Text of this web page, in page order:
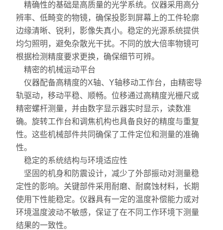
二次元
放大镜
球栅
仪器配件
暖通环保测试仪器
三坐标测量仪系列
金相显微镜
刀具预调系列
白光干涉仪
精确性的基础是高质量的光学系统。仪器采用高分
辨率、低畸变的物镜，确保投影到屏幕上的工件轮廓
边缘清晰、锐利，影像失真小。稳定的光源系统提供
均匀照明，避免杂散光干扰。不同的放大倍率物镜可
根据检测精度要求更换，确保细节可辨。
精密的机械运动平台
仪器配备高精度的X轴、Y轴移动工作台，由精密导
轨驱动，移动平稳、顺畅。位移通过高精度光栅尺或
精密螺杆测量，并由数字显示器实时显示，读数准
确。旋转工作台和调焦机构也具备良好的精度与重复
性。这些机械部件共同确保了工件定位和测量的准确
性。
稳定的系统结构与环境适应性
坚固的机身和防震设计，减少了外部振动对测量稳
定性的影响。关键部件采用耐磨、耐腐蚀材料，长期
使用下性能稳定。仪器具有一定的温度补偿能力或对
环境温度波动不敏感，保证了在不同工作环境下测量
结果的一致性。